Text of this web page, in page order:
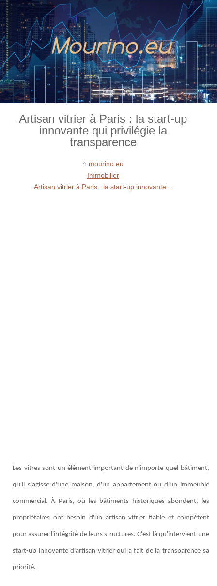
Artisan vitrier à Paris : la start-up
innovante qui privilégie la
transparence
mourino.eu
Immobilier
Artisan vitrier à Paris : la start-up innovante...
Les vitres sont un élément important de n'importe quel bâtiment,
qu'il s'agisse d'une maison, d'un appartement ou d'un immeuble
commercial. À Paris, où les bâtiments historiques abondent, les
propriétaires ont besoin d'un artisan vitrier fiable et compétent
pour assurer l'intégrité de leurs structures. C'est là qu'intervient une
start-up innovante d'artisan vitrier qui a fait de la transparence sa
priorité.